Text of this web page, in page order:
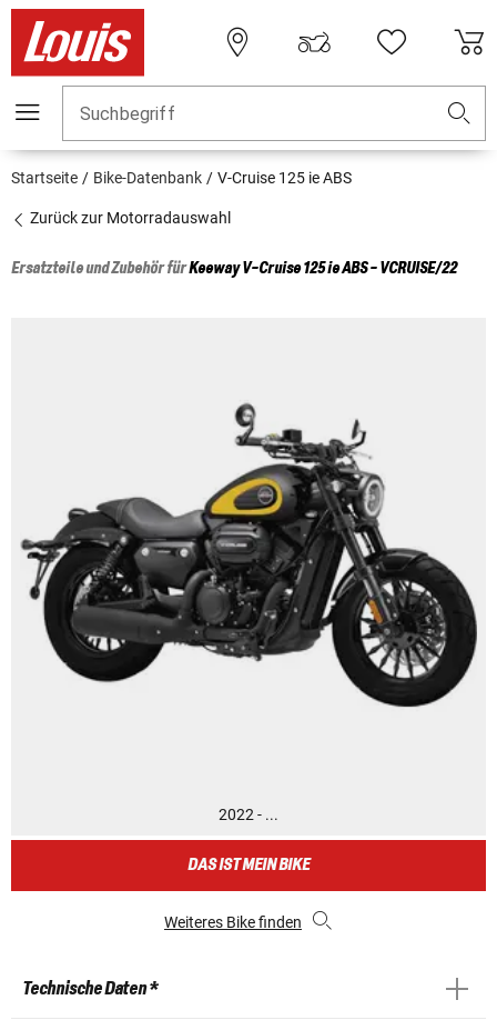
Suchbegriff
Startseite Bike-Datenbank V-Cruise 125 ie ABS
Zurück zur Motorradauswahl
Ersatzteile und Zubehör fürKeewayV-Cruise 125 ie ABS - VCRUISE/22
2022 - ...
DAS IST MEIN BIKE
Weiteres Bike finden
Technische Daten *